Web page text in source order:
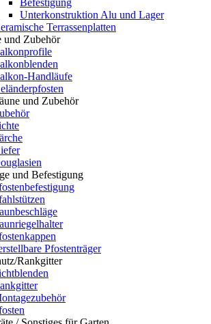
Befestigung
Unterkonstruktion Alu und Lager
Terrassenplatten
und Zubehör
Handläufe
und Zubehör
und Befestigung
Pfostenträger
Rankgitter